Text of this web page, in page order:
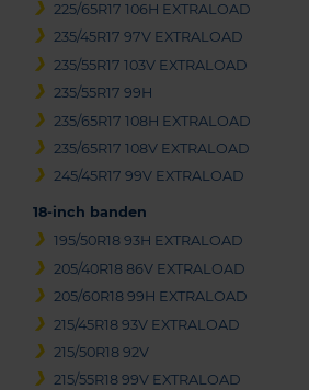
225/65R17 106H EXTRALOAD
235/45R17 97V EXTRALOAD
235/55R17 103V EXTRALOAD
235/55R17 99H
235/65R17 108H EXTRALOAD
235/65R17 108V EXTRALOAD
245/45R17 99V EXTRALOAD
18-inch banden
195/50R18 93H EXTRALOAD
205/40R18 86V EXTRALOAD
205/60R18 99H EXTRALOAD
215/45R18 93V EXTRALOAD
215/50R18 92V
215/55R18 99V EXTRALOAD